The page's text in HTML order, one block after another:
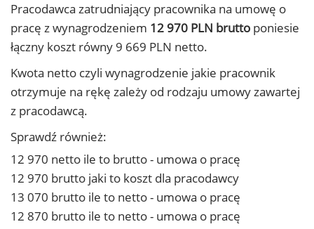
Pracodawca zatrudniający pracownika na umowę o
pracę z wynagrodzeniem 12 970 PLN brutto poniesie
łączny koszt równy 9 669 PLN netto.
Kwota netto czyli wynagrodzenie jakie pracownik
otrzymuje na rękę zależy od rodzaju umowy zawartej
z pracodawcą.
Sprawdź również:
12 970 netto ile to brutto - umowa o pracę
12 970 brutto jaki to koszt dla pracodawcy
13 070 brutto ile to netto - umowa o pracę
12 870 brutto ile to netto - umowa o pracę